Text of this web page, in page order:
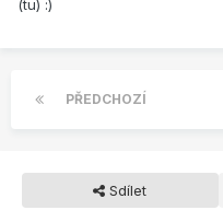
(tu) :)
PŘEDCHOZÍ
Sdílet